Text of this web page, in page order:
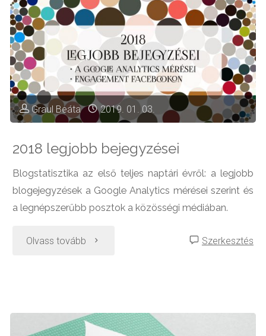
Graul Beáta 2019. 01. 03.
2018 legjobb bejegyzései
Blogstatisztika az első teljes naptári évről: a legjobb
blogejegyzések a Google Analytics mérései szerint és
a legnépszerűbb posztok a közösségi médiában.
Olvass tovább "2018 Szerkesztés